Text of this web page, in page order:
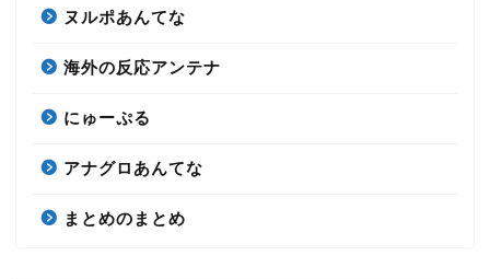
ヌルポあんてな
海外の反応アンテナ
にゅーぷる
アナグロあんてな
まとめのまとめ